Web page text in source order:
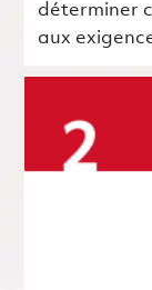
déterminer
aux